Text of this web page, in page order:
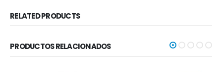
RELATED PRODUCTS
PRODUCTOS RELACIONADOS